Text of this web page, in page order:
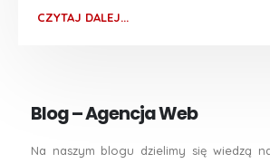
CZYTAJ DALEJ...
Blog – Agencja Web
Na naszym blogu dzielimy się wiedzą